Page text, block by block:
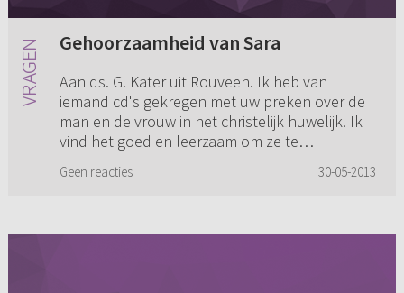
Gehoorzaamheid van Sara
Aan ds. G. Kater uit Rouveen. Ik heb van
iemand cd's gekregen met uw preken over de
man en de vrouw in het christelijk huwelijk. Ik
vind het goed en leerzaam om ze te
Geen reacties 30-05-2013